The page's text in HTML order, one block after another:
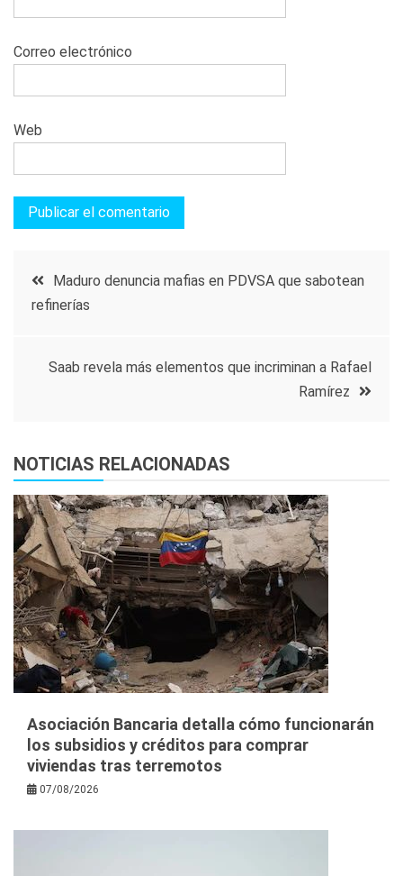
Correo electrónico
Web
Navegación
entradas
Maduro denuncia mafias en PDVSA que sabotean
refinerías
Saab revela más elementos que incriminan a Rafael
Ramírez
NOTICIAS RELACIONADAS
Asociación Bancaria detalla cómo funcionarán
los subsidios y créditos para comprar
viviendas tras terremotos
07/08/2026